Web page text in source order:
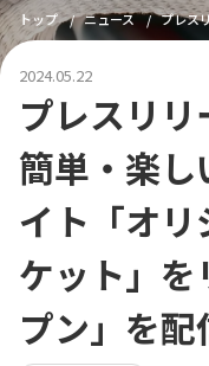
トップ ニュース プレス
2024.05.22
プレスリリ
簡単・楽し
イト「オ
ケット」を
プン」を配